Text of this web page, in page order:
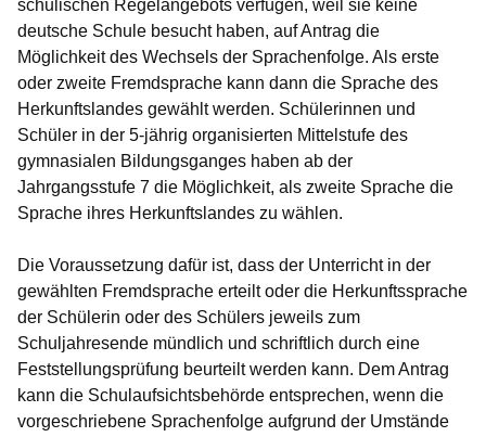
schulischen Regelangebots verfügen, weil sie keine
deutsche Schule besucht haben, auf Antrag die
Möglichkeit des Wechsels der Sprachenfolge. Als erste
oder zweite Fremdsprache kann dann die Sprache des
Herkunftslandes gewählt werden. Schülerinnen und
Schüler in der 5-jährig organisierten Mittelstufe des
gymnasialen Bildungsganges haben ab der
Jahrgangsstufe 7 die Möglichkeit, als zweite Sprache die
Sprache ihres Herkunftslandes zu wählen.
Die Voraussetzung dafür ist, dass der Unterricht in der
gewählten Fremdsprache erteilt oder die Herkunftssprache
der Schülerin oder des Schülers jeweils zum
Schuljahresende mündlich und schriftlich durch eine
Feststellungsprüfung beurteilt werden kann. Dem Antrag
kann die Schulaufsichtsbehörde entsprechen, wenn die
vorgeschriebene Sprachenfolge aufgrund der Umstände